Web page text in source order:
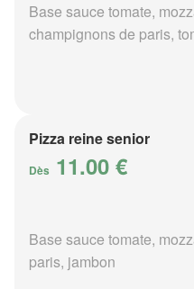
Base sauce tomate,
champignons de paris,
Pizza reine senior
Dès 11.00 €
Base sauce tomate,
paris, jambon